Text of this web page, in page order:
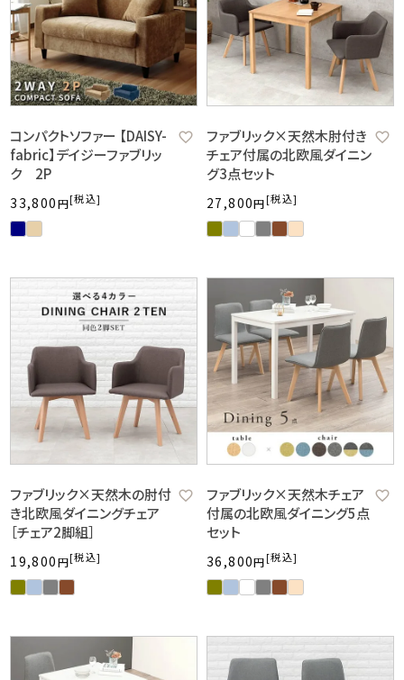
コンパクトソファー 【DAISY-
fabric】デイジーファブリッ
ク 2P
33,800 税込
ファブリック×天然木肘付き
チェア付属の北欧風ダイニン
グ3点セット
27,800 税込
ファブリック×天然木の肘付
き北欧風ダイニングチェア
［チェア2脚組］
19,800 税込
ファブリック×天然木チェア
付属の北欧風ダイニング5点
セット
36,800 税込